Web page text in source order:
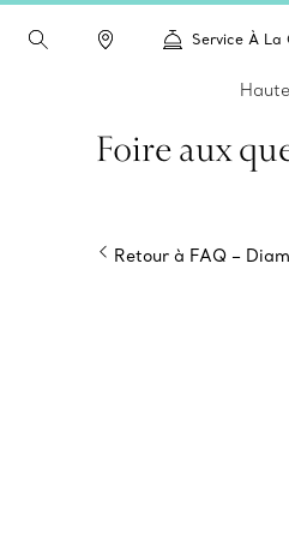
Service À La
Foire aux
Retour à FAQ –